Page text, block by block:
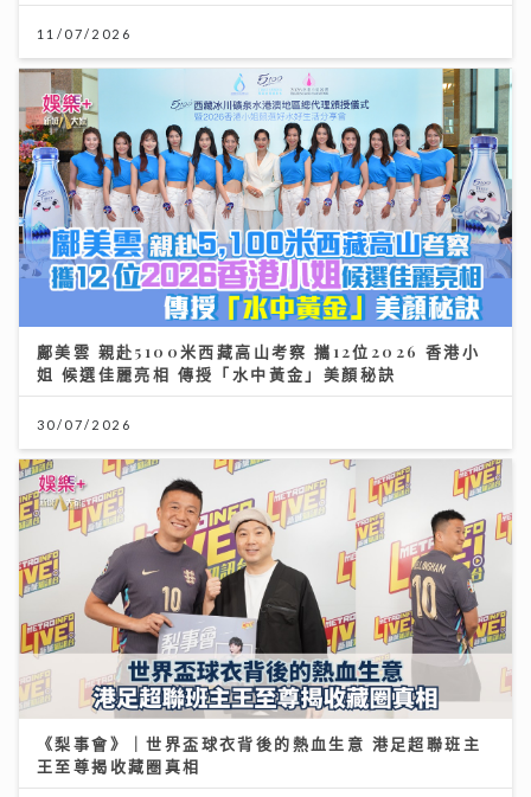
11/07/2026
鄺美雲 親赴5100米西藏高山考察 攜12位2026 香港小
姐 候選佳麗亮相 傳授「水中黃金」美顏秘訣
30/07/2026
《梨事會》｜世界盃球衣背後的熱血生意 港足超聯班主
王至尊揭收藏圈真相